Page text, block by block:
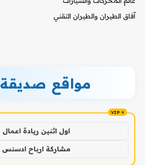
آفاق الطيران والطيران التقني
مواقع صديقة
اول اثنين ريادة اعمال
مشاركة ارباح ادسنس